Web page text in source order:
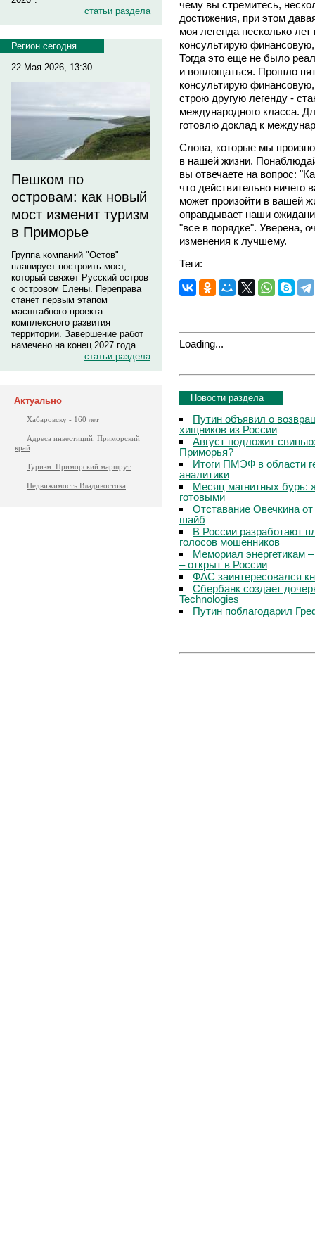
статьи раздела
Регион сегодня
22 Мая 2026, 13:30
Пешком по
островам: как новый
мост изменит туризм
в Приморье
Группа компаний "Остов"
планирует построить мост,
который свяжет Русский остров
с островом Елены. Переправа
станет первым этапом
масштабного проекта
комплексного развития
территории. Завершение работ
намечено на конец 2027 года.
статьи раздела
Актуально
Хабаровску - 160 лет
Адреса инвестиций. Приморский
край
Туризм: Приморский маршрут
Недвижимость Владивостока
чему вы стремитесь,
достижения, при этом
моя легенда несколько
консультирую
Тогда это еще не было
и воплощаться. Прошло
консультирую
строю другую легенду -
международного класса.
готовлю доклад к
Слова, которые мы
в нашей жизни.
вы отвечаете на вопрос:
что действительно ничего
может произойти в вашей
оправдывает наши
"все в порядке". Уверена,
изменения к лучшему.
Теги:
Loading...
Новости раздела
Путин объявил о
хищников из России
Август подложит
Приморья?
Итоги ПМЭФ в области
аналитики
Месяц магнитных бурь:
готовыми
Отставание Овечкина
шайб
В России разработают
голосов мошенников
Мемориал энергетикам
– открыт в России
ФАС заинтересовался
Сбербанк создает
Technologies
Путин поблагодарил